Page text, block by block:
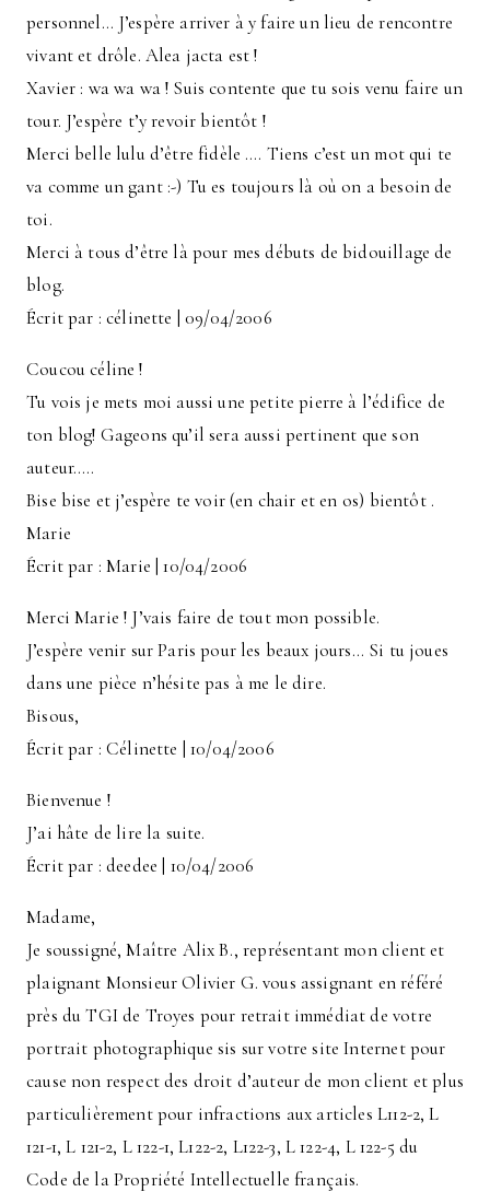
personnel… J’espère arriver à y faire un lieu de rencontre
vivant et drôle. Alea jacta est !
Xavier : wa wa wa ! Suis contente que tu sois venu faire un
tour. J’espère t’y revoir bientôt !
Merci belle lulu d’être fidèle …. Tiens c’est un mot qui te
va comme un gant :-) Tu es toujours là où on a besoin de
toi.
Merci à tous d’être là pour mes débuts de bidouillage de
blog.
Écrit par : célinette | 09/04/2006
Coucou céline !
Tu vois je mets moi aussi une petite pierre à l’édifice de
ton blog! Gageons qu’il sera aussi pertinent que son
auteur…..
Bise bise et j’espère te voir (en chair et en os) bientôt .
Marie
Écrit par : Marie | 10/04/2006
Merci Marie ! J’vais faire de tout mon possible.
J’espère venir sur Paris pour les beaux jours… Si tu joues
dans une pièce n’hésite pas à me le dire.
Bisous,
Écrit par : Célinette | 10/04/2006
Bienvenue !
J’ai hâte de lire la suite.
Écrit par : deedee | 10/04/2006
Madame,
Je soussigné, Maître Alix B., représentant mon client et
plaignant Monsieur Olivier G. vous assignant en référé
près du TGI de Troyes pour retrait immédiat de votre
portrait photographique sis sur votre site Internet pour
cause non respect des droit d’auteur de mon client et plus
particulièrement pour infractions aux articles L112-2, L
121-1, L 121-2, L 122-1, L122-2, L122-3, L 122-4, L 122-5 du
Code de la Propriété Intellectuelle français.